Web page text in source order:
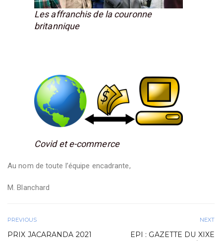
Les affranchis de la couronne
britannique
Covid et e-commerce
Au nom de toute l’équipe encadrante,
M. Blanchard
PREVIOUS
PRIX JACARANDA 2021
NEXT
EPI : GAZETTE DU XIXE